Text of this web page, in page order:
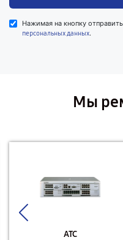
Нажимая на кнопку
персональных данных.
Мы
АТС